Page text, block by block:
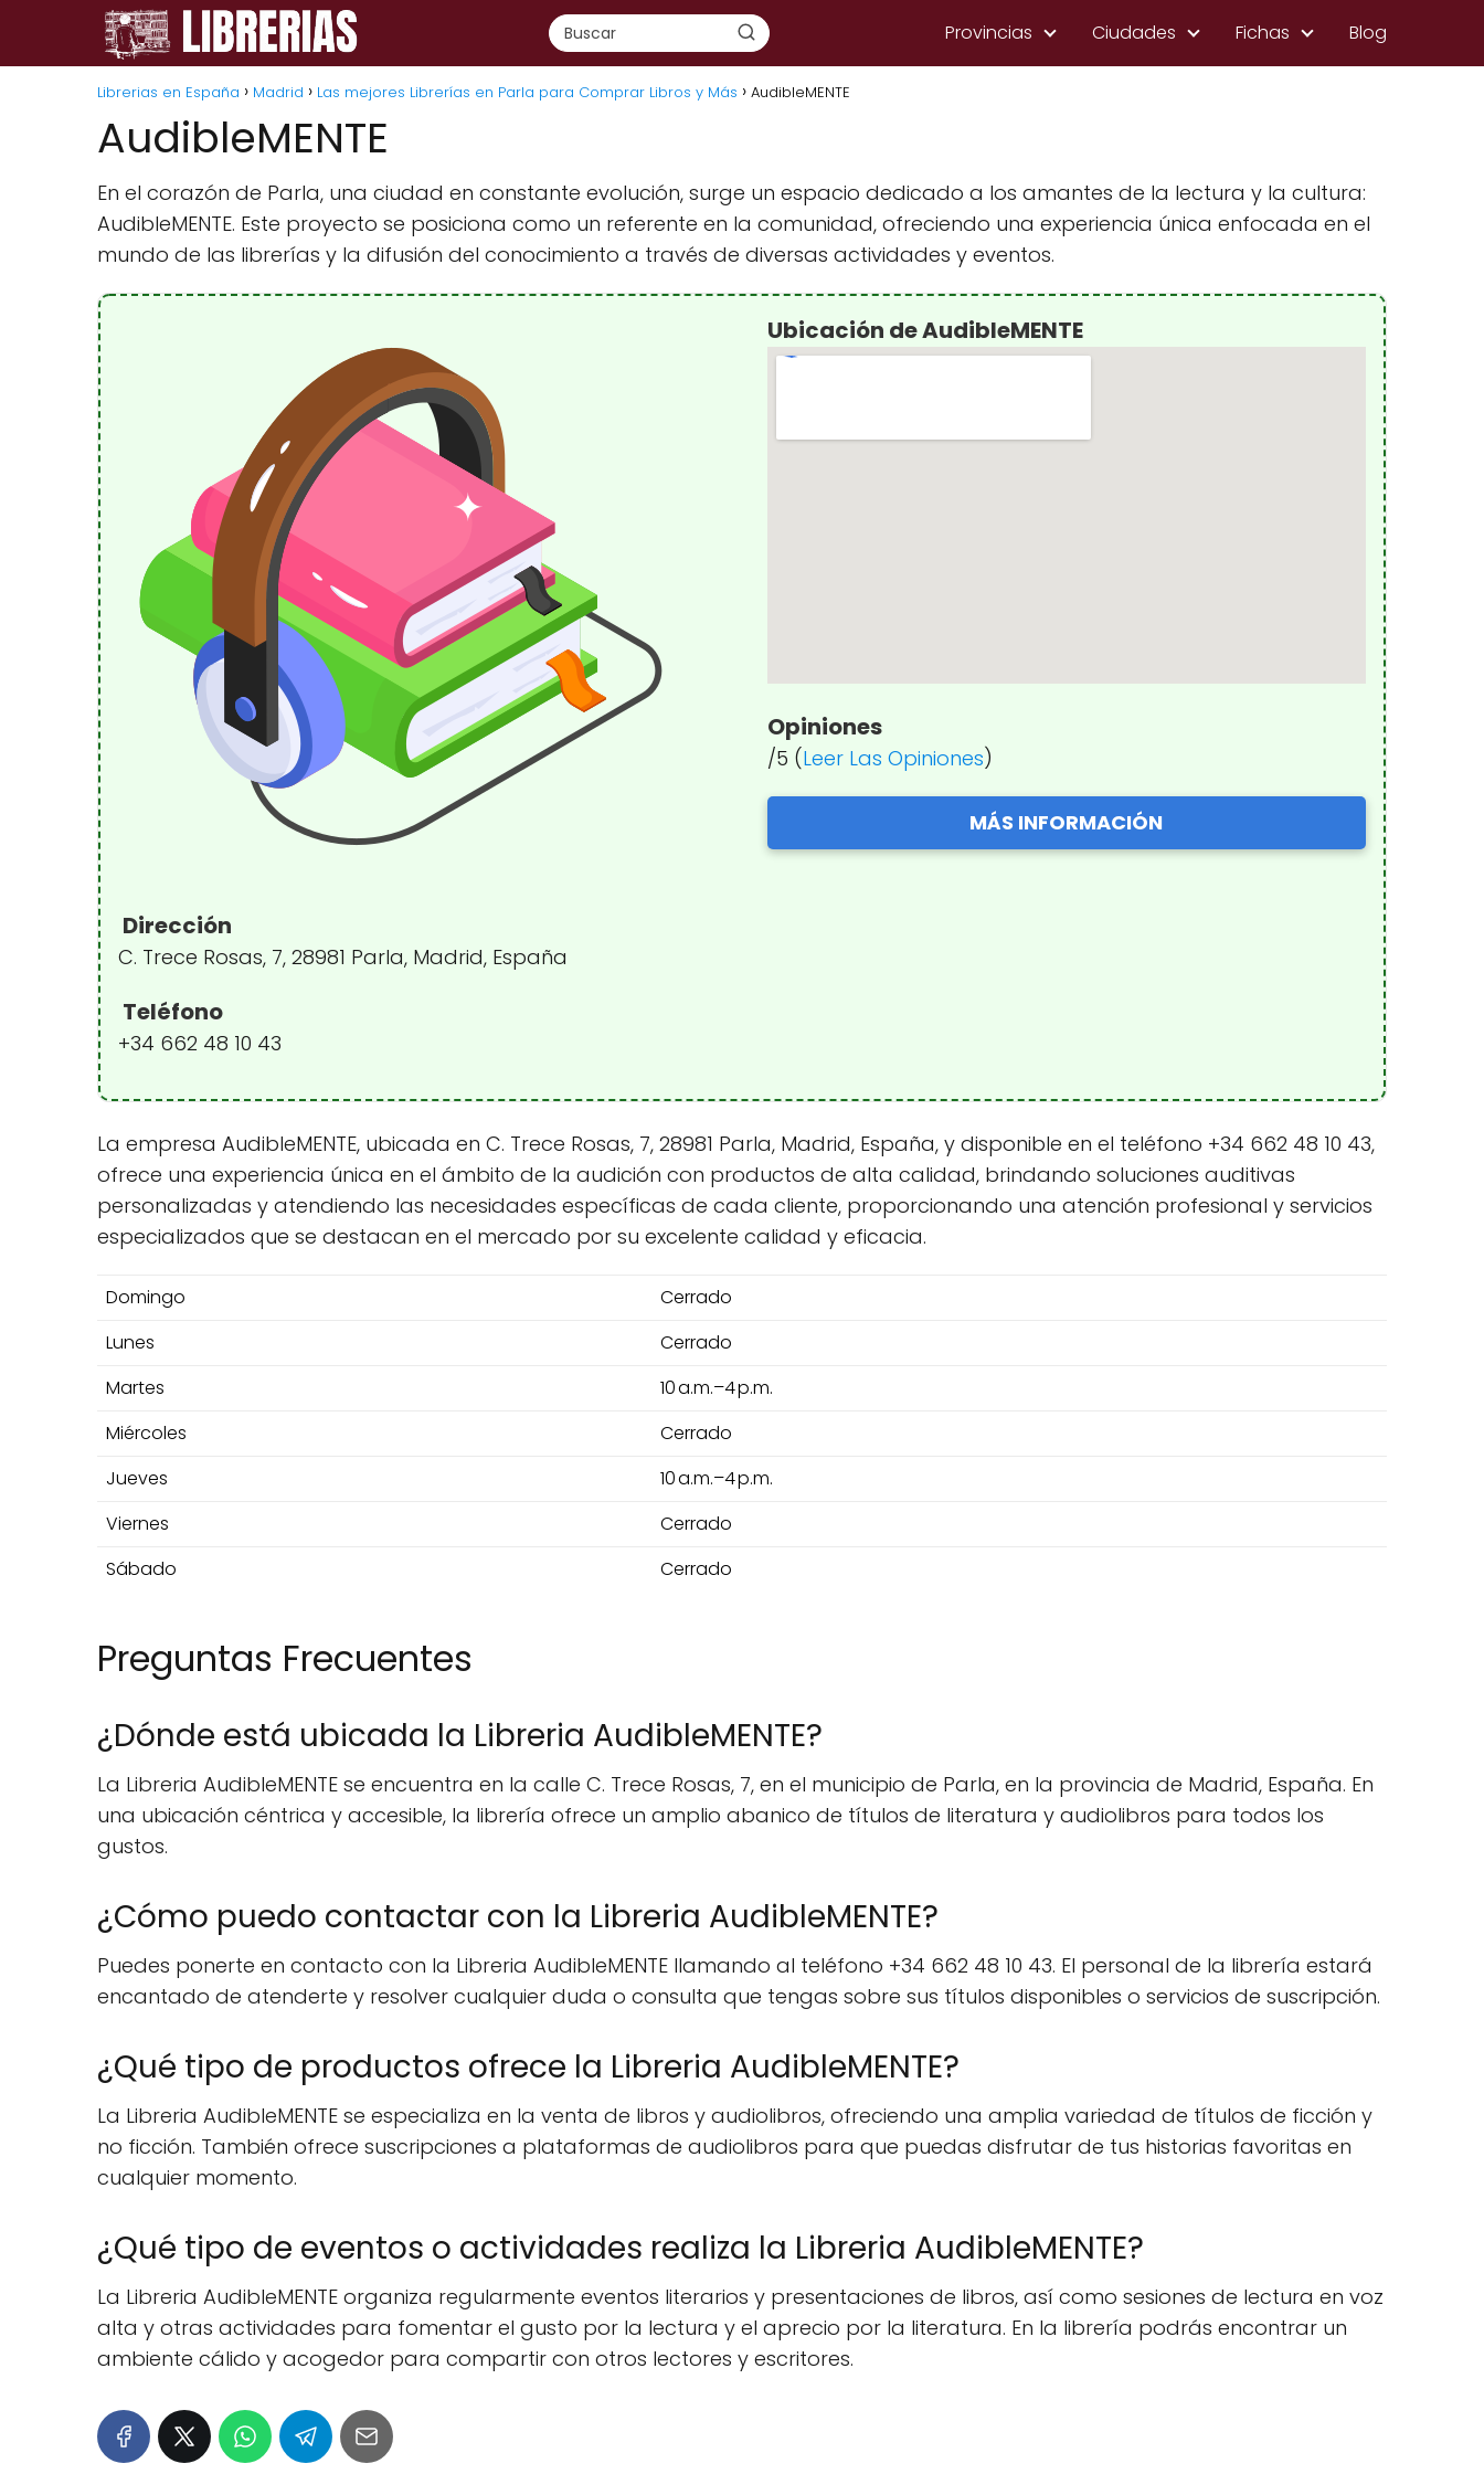
Provincias Ciudades Fichas Blog
Librerias en España Madrid Las mejores Librerías en Parla para Comprar Libros y Más AudibleMENTE
AudibleMENTE
En el corazón de Parla, una ciudad en constante evolución, surge un espacio dedicado a los amantes de la lectura y la cultura:
AudibleMENTE. Este proyecto se posiciona como un referente en la comunidad, ofreciendo una experiencia única enfocada en el
mundo de las librerías y la difusión del conocimiento a través de diversas actividades y eventos.
Dirección
C. Trece Rosas, 7, 28981 Parla, Madrid, España
Teléfono
+34 662 48 10 43
Ubicación de AudibleMENTE
Opiniones
/5 (Leer Las Opiniones)
MÁS INFORMACIÓN
La empresa AudibleMENTE, ubicada en C. Trece Rosas, 7, 28981 Parla, Madrid, España, y disponible en el teléfono +34 662 48 10 43,
ofrece una experiencia única en el ámbito de la audición con productos de alta calidad, brindando soluciones auditivas
personalizadas y atendiendo las necesidades específicas de cada cliente, proporcionando una atención profesional y servicios
especializados que se destacan en el mercado por su excelente calidad y eficacia.
Domingo
Cerrado
Lunes
Cerrado
Martes
10 a.m.–4 p.m.
Miércoles
Cerrado
Jueves
10 a.m.–4 p.m.
Viernes
Cerrado
Sábado
Cerrado
Preguntas Frecuentes
¿Dónde está ubicada la Libreria AudibleMENTE?
La Libreria AudibleMENTE se encuentra en la calle C. Trece Rosas, 7, en el municipio de Parla, en la provincia de Madrid, España. En
una ubicación céntrica y accesible, la librería ofrece un amplio abanico de títulos de literatura y audiolibros para todos los
gustos.
¿Cómo puedo contactar con la Libreria AudibleMENTE?
Puedes ponerte en contacto con la Libreria AudibleMENTE llamando al teléfono +34 662 48 10 43. El personal de la librería estará
encantado de atenderte y resolver cualquier duda o consulta que tengas sobre sus títulos disponibles o servicios de suscripción.
¿Qué tipo de productos ofrece la Libreria AudibleMENTE?
La Libreria AudibleMENTE se especializa en la venta de libros y audiolibros, ofreciendo una amplia variedad de títulos de ficción y
no ficción. También ofrece suscripciones a plataformas de audiolibros para que puedas disfrutar de tus historias favoritas en
cualquier momento.
¿Qué tipo de eventos o actividades realiza la Libreria AudibleMENTE?
La Libreria AudibleMENTE organiza regularmente eventos literarios y presentaciones de libros, así como sesiones de lectura en voz
alta y otras actividades para fomentar el gusto por la lectura y el aprecio por la literatura. En la librería podrás encontrar un
ambiente cálido y acogedor para compartir con otros lectores y escritores.